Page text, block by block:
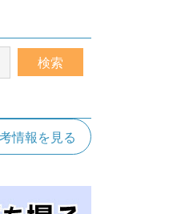
情報を見る